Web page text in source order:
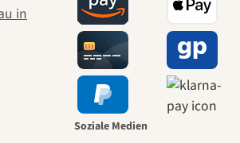
zu uns
führt
den
Soziale Medien